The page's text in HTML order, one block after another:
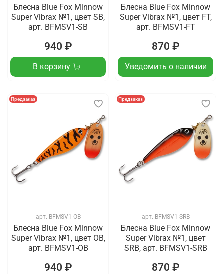
Блесна Blue Fox Minnow
Super Vibrax №1, цвет SB,
арт. BFMSV1-SB
940 ₽
В корзину
Блесна Blue Fox Minnow
Super Vibrax №1, цвет FT,
арт. BFMSV1-FT
870 ₽
Уведомить о наличии
Предзаказ
арт. BFMSV1-OB
Блесна Blue Fox Minnow
Super Vibrax №1, цвет OB,
арт. BFMSV1-OB
940 ₽
Предзаказ
арт. BFMSV1-SRB
Блесна Blue Fox Minnow
Super Vibrax №1, цвет
SRB, арт. BFMSV1-SRB
870 ₽